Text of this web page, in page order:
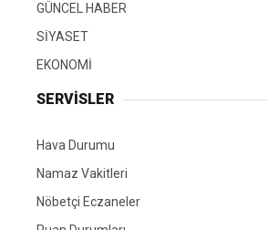
GÜNCEL HABER
SİYASET
EKONOMİ
SERVİSLER
Hava Durumu
Namaz Vakitleri
Nöbetçi Eczaneler